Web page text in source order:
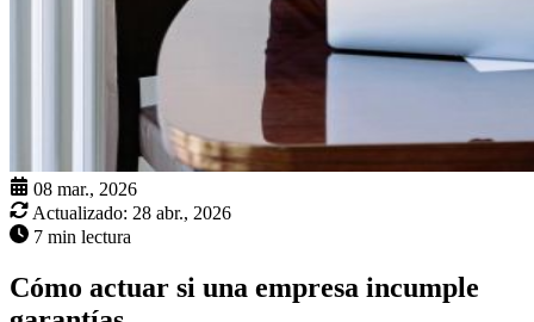
08 mar., 2026
Actualizado: 28 abr., 2026
7 min lectura
Cómo actuar si una empresa incumple